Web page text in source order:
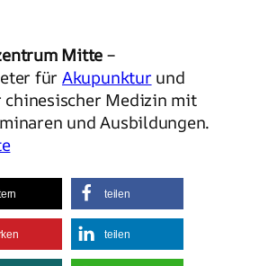
Mitte–
für Akupunktur und
Medizin mit
und Ausbildungen.
teilen
teilen